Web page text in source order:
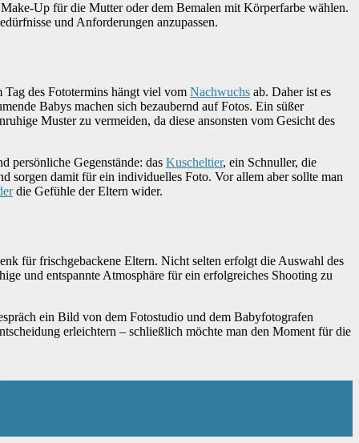
Up für die Mutter oder dem Bemalen mit Körperfarbe wählen.
und Anforderungen anzupassen.
des Fototermins hängt viel vom Nachwuchs ab. Daher ist es
Babys machen sich bezaubernd auf Fotos. Ein süßer
Muster zu vermeiden, da diese ansonsten vom Gesicht des
persönliche Gegenstände: das Kuscheltier, ein Schnuller, die
sorgen damit für ein individuelles Foto. Vor allem aber sollte man
die Gefühle der Eltern wider.
für frischgebackene Eltern. Nicht selten erfolgt die Auswahl des
und entspannte Atmosphäre für ein erfolgreiches Shooting zu
ein Bild von dem Fotostudio und dem Babyfotografen
erleichtern – schließlich möchte man den Moment für die